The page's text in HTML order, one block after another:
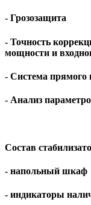
- Грозозащита
- Точность
мощности и
- Система прямого
- Анализ
Состав
- напольный шкаф
- индикаторы